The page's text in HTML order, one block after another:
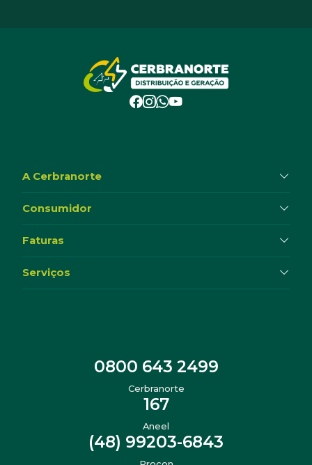
A Cerbranorte
Consumidor
Faturas
Serviços
0800 643 2499
Cerbranorte
167
Aneel
(48) 99203-6843